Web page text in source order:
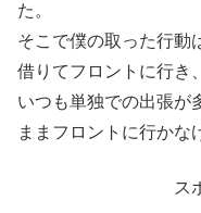
た。
そこで僕の取った行動
借りてフロントに行き
いつも単独での出張が
ままフロントに行かな
ス